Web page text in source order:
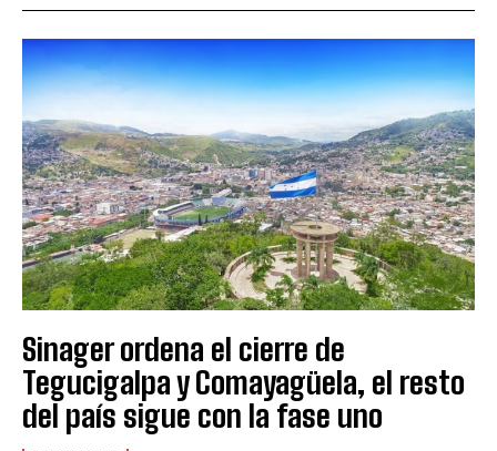
Sinager ordena el cierre de
Tegucigalpa y Comayagüela, el resto
del país sigue con la fase uno